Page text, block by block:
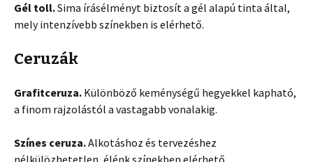
Gél toll.Sima írásélményt biztosít a gél alapú tinta által,
mely intenzívebb színekben is elérhető.
Ceruzák
Grafitceruza. Különböző keménységű hegyekkel kapható,
a finom rajzolástól a vastagabb vonalakig.
Színes ceruza.Alkotáshoz és tervezéshez
nélkülözhetetlen, élénk színekben elérhető.